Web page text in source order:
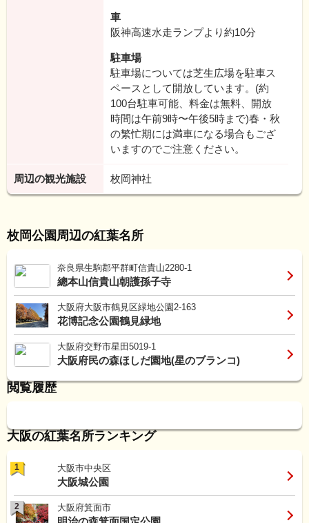
車
阪神高速水走ランプより約10分
駐車場
駐車場については芝生広場を駐車ス
ペースとして開放しています。(約
100台駐車可能、料金は無料、開放
時間は午前9時〜午後5時まで)春・秋
の繁忙期には満車になる場合もござ
いますのでご注意ください。
周辺の観光施設 枚岡神社
枚岡公園周辺の紅葉名所
奈良県生駒郡平群町信貴山2280-1
總本山信貴山朝護孫子寺
大阪府大阪市鶴見区緑地公園2-163
花博記念公園鶴見緑地
大阪府交野市星田5019-1
大阪府民の森ほしだ園地(星のブランコ)
閲覧履歴
大阪の紅葉名所ランキング
1 大阪市中央区
大阪城公園
2 大阪府箕面市